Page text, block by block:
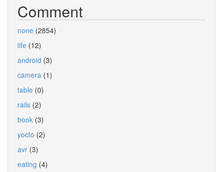
Comment
none (2854)
life (12)
android (3)
camera (1)
table (0)
rails (2)
book (3)
yocto (2)
avr (3)
eating (4)